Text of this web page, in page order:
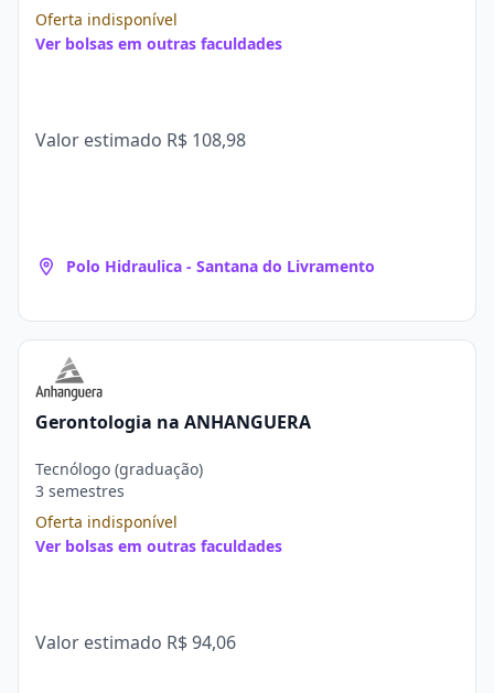
Oferta indisponível
Ver bolsas em outras faculdades
Valor estimado R$ 108,98
Polo Hidraulica - Santana do Livramento
Gerontologia na ANHANGUERA
Tecnólogo (graduação)
3 semestres
Oferta indisponível
Ver bolsas em outras faculdades
Valor estimado R$ 94,06